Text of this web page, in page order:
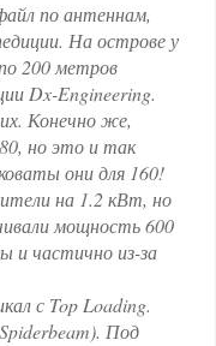
по антеннам,
На острове у
200 метров
Dx-Engineering.
Конечно же,
но это и так
они для 160!
на 1.2 кВт, но
мощность 600
частично из-за
с Top Loading.
Под